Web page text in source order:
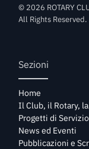
© 2026 ROTARY
All Rights Reserved.
Sezioni
Home
Il Club, il Rotary,
Progetti di Servizio
News ed Eventi
Pubblicazioni e